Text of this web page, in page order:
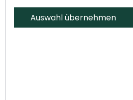
Auswahl übernehmen